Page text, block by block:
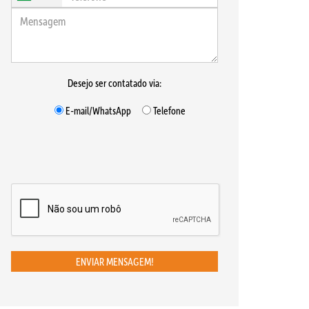
Desejo ser contatado via:
E-mail/WhatsApp
Telefone
ENVIAR MENSAGEM!